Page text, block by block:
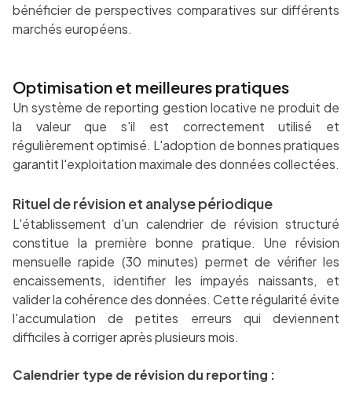
bénéficier de perspectives comparatives sur différents
marchés européens.
Optimisation et meilleures pratiques
Un système de reporting gestion locative ne produit de
la valeur que s'il est correctement utilisé et
régulièrement optimisé. L'adoption de bonnes pratiques
garantit l'exploitation maximale des données collectées.
Rituel de révision et analyse périodique
L'établissement d'un calendrier de révision structuré
constitue la première bonne pratique. Une révision
mensuelle rapide (30 minutes) permet de vérifier les
encaissements, identifier les impayés naissants, et
valider la cohérence des données. Cette régularité évite
l'accumulation de petites erreurs qui deviennent
difficiles à corriger après plusieurs mois.
Calendrier type de révision du reporting :